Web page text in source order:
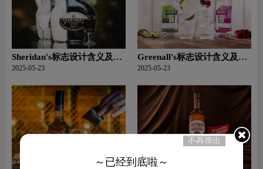
Sheridan's标志设计含义及利
口酒品牌设计理念
2025-05-23
Greenall's标志设计含义及杜
松子酒品牌设计理念
2025-05-23
不再弹出
～已经到底啦～